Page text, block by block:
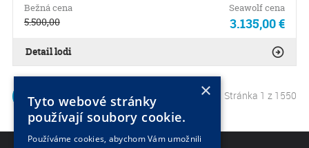
Bežná cena
5.500,00
Seawolf cena
3.135,00 €
Detail lodi
1 2 Stránka 1 z 1550
×
Tyto webové stránky
používají soubory cookie.
Používáme cookies, abychom Vám umožnili